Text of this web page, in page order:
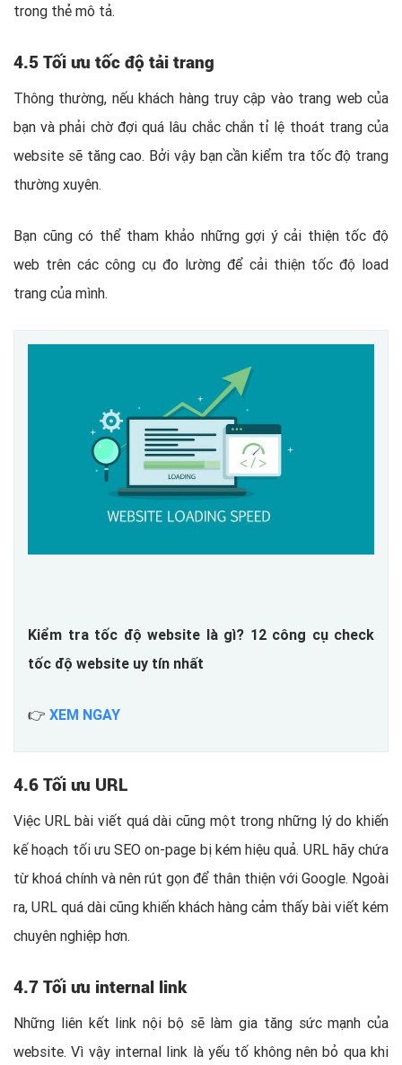
trong thẻ mô tả.
4.5 Tối ưu tốc độ tải trang
Thông thường, nếu khách hàng truy cập vào trang web của
bạn và phải chờ đợi quá lâu chắc chắn tỉ lệ thoát trang của
website sẽ tăng cao. Bởi vậy bạn cần kiểm tra tốc độ trang
thường xuyên.
Bạn cũng có thể tham khảo những gợi ý cải thiện tốc độ
web trên các công cụ đo lường để cải thiện tốc độ load
trang của mình.
Kiểm tra tốc độ website là gì? 12 công cụ check
tốc độ website uy tín nhất
👉 XEM NGAY
4.6 Tối ưu URL
Việc URL bài viết quá dài cũng một trong những lý do khiến
kế hoạch tối ưu SEO on-page bị kém hiệu quả. URL hãy chứa
từ khoá chính và nên rút gọn để thân thiện với Google. Ngoài
ra, URL quá dài cũng khiến khách hàng cảm thấy bài viết kém
chuyên nghiệp hơn.
4.7 Tối ưu internal link
Những liên kết link nội bộ sẽ làm gia tăng sức mạnh của
website. Vì vậy internal link là yếu tố không nên bỏ qua khi